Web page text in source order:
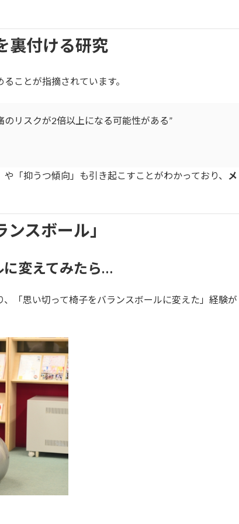
裏付ける研究
ことが指摘されています。
リスクが2倍以上になる可能性がある”
「抑うつ傾向」も引き起こすことがわかっており、
メ
スボール」
に変えてみたら…
「思い切って椅子をバランスボールに変えた」経験が